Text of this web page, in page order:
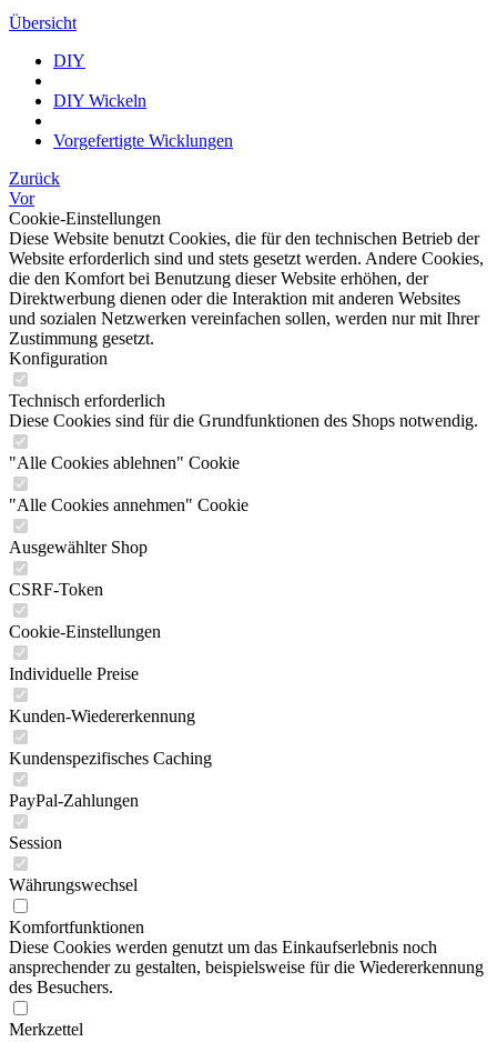
Übersicht
DIY
DIY Wickeln
Vorgefertigte Wicklungen
Zurück
Vor
Cookie-Einstellungen
Diese Website benutzt Cookies, die für den technischen Betrieb der
Website erforderlich sind und stets gesetzt werden. Andere Cookies,
die den Komfort bei Benutzung dieser Website erhöhen, der
Direktwerbung dienen oder die Interaktion mit anderen Websites
und sozialen Netzwerken vereinfachen sollen, werden nur mit Ihrer
Zustimmung gesetzt.
Konfiguration
Technisch erforderlich
Diese Cookies sind für die Grundfunktionen des Shops notwendig.
"Alle Cookies ablehnen" Cookie
"Alle Cookies annehmen" Cookie
Ausgewählter Shop
CSRF-Token
Cookie-Einstellungen
Individuelle Preise
Kunden-Wiedererkennung
Kundenspezifisches Caching
PayPal-Zahlungen
Session
Währungswechsel
Komfortfunktionen
Diese Cookies werden genutzt um das Einkaufserlebnis noch
ansprechender zu gestalten, beispielsweise für die Wiedererkennung
des Besuchers.
Merkzettel